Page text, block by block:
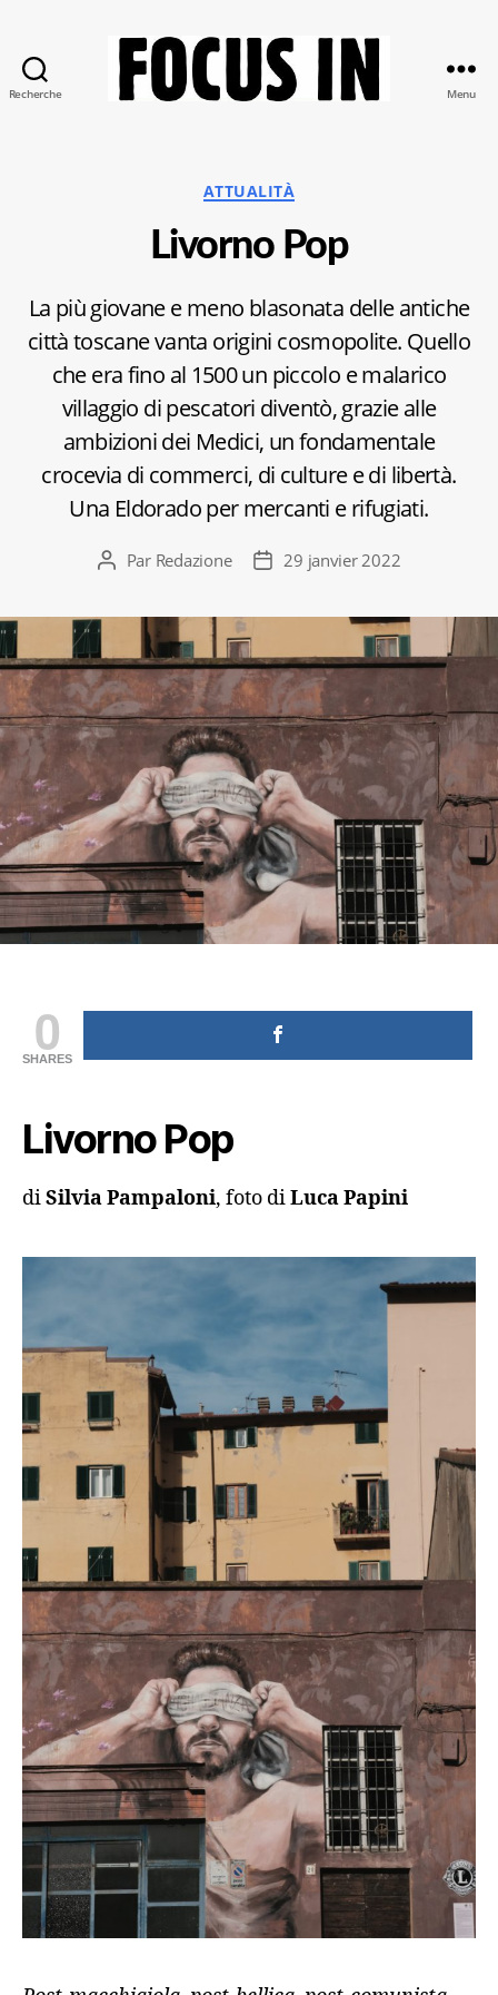
Recherche Menu
Catégories
ATTUALITÀ
Livorno Pop
La più giovane e meno blasonata delle antiche
città toscane vanta origini cosmopolite. Quello
che era fino al 1500 un piccolo e malarico
villaggio di pescatori diventò, grazie alle
ambizioni dei Medici, un fondamentale
crocevia di commerci, di culture e di libertà.
Una Eldorado per mercanti e rifugiati.
Auteur
Par Redazione
Date29 janvier 2022
0
SHARES
Livorno Pop
diSilvia Pampaloni, foto diLuca Papini